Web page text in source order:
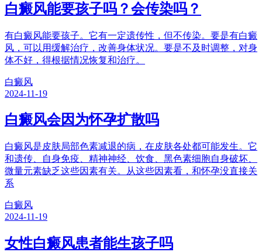
白癜风能要孩子吗？会传染吗？
有白癜风能要孩子。它有一定遗传性，但不传染。要是有白癜
风，可以用缓解治疗，改善身体状况。要是不及时调整，对身
体不好，得根据情况恢复和治疗。
白癜风
2024-11-19
白癜风会因为怀孕扩散吗
白癜风是皮肤局部色素减退的病，在皮肤各处都可能发生。它
和遗传、自身免疫、精神神经、饮食、黑色素细胞自身破坏、
微量元素缺乏这些因素有关。从这些因素看，和怀孕没直接关
系
白癜风
2024-11-19
女性白癜风患者能生孩子吗